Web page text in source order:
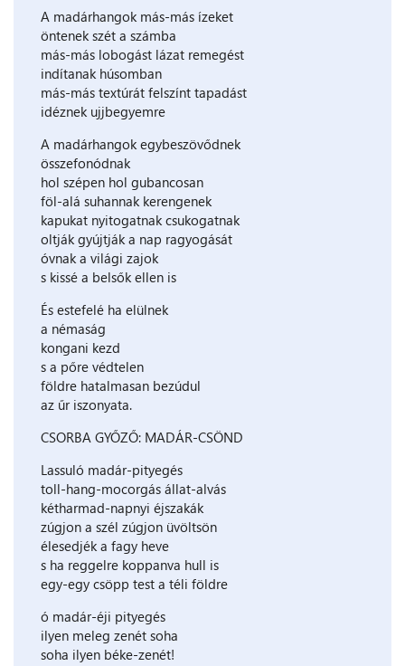
A madárhangok más-más ízeket
öntenek szét a számba
más-más lobogást lázat remegést
indítanak húsomban
más-más textúrát felszínt tapadást
idéznek ujjbegyemre
A madárhangok egybeszövődnek
összefonódnak
hol szépen hol gubancosan
föl-alá suhannak kerengenek
kapukat nyitogatnak csukogatnak
oltják gyújtják a nap ragyogását
óvnak a világi zajok
s kissé a belsők ellen is
És estefelé ha elülnek
a némaság
kongani kezd
s a pőre védtelen
földre hatalmasan bezúdul
az űr iszonyata.
CSORBA GYŐZŐ: MADÁR-CSÖND
Lassuló madár-pityegés
toll-hang-mocorgás állat-alvás
kétharmad-napnyi éjszakák
zúgjon a szél zúgjon üvöltsön
élesedjék a fagy heve
s ha reggelre koppanva hull is
egy-egy csöpp test a téli földre
ó madár-éji pityegés
ilyen meleg zenét soha
soha ilyen béke-zenét!